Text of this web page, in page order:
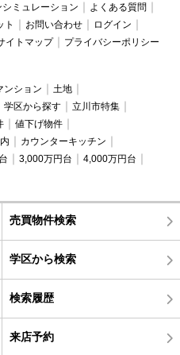
シミュレーション
よくある質問
ト お問い合わせ
ログイン
イトマップ プライバシーポリシー
ンション
土地
学区から探す
立川市特集
値下げ物件
カウンターキッチン
3,000万円台
4,000万円台
売買物件検索
学区から検索
検索履歴
来店予約